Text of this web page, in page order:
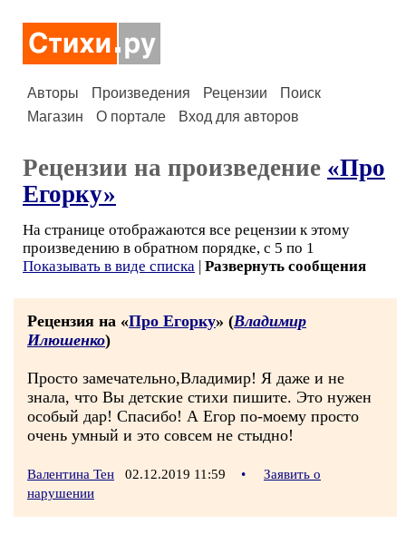
Авторы Произведения Рецензии
Поиск
Магазин
О портале Вход для авторов
Рецензии на произведение «Про
Егорку»
На странице отображаются все рецензии к этому
произведению в обратном порядке, с 5 по 1
Показывать в виде списка | Развернуть сообщения
Рецензия на «Про Егорку» (Владимир
Илюшенко)
Просто замечательно,Владимир! Я даже и не
знала, что Вы детские стихи пишите. Это нужен
особый дар! Спасибо! А Егор по-моему просто
очень умный и это совсем не стыдно!
Валентина Тен 02.12.2019 11:59 •
Заявить о
нарушении